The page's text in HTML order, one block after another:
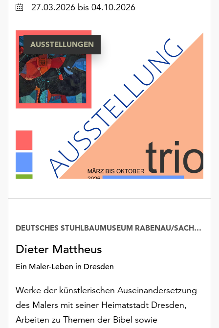
Datum27.03.2026 bis 04.10.2026
AUSSTELLUNGEN
Dieter Mattheus
Ein Maler-Leben in Dresden
DEUTSCHES STUHLBAUMUSEUM RABENAU/SACHSEN
Werke der künstlerischen Auseinandersetzung
des Malers mit seiner Heimatstadt Dresden,
Arbeiten zu Themen der Bibel sowie